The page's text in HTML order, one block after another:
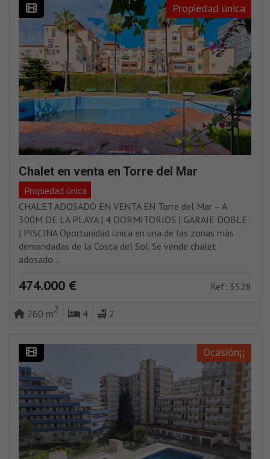
Propiedad única
Chalet en venta en Torre del Mar
Propiedad única
CHALET ADOSADO EN VENTA EN Torre del Mar – A
300M DE LA PLAYA | 4 DORMITORIOS | GARAJE DOBLE
| PISCINA Oportunidad única en una de las zonas más
demandadas de la Costa del Sol. Se vende chalet
adosado...
474.000 € Ref: 3528
260 m2 4 2
Ocasión¡¡